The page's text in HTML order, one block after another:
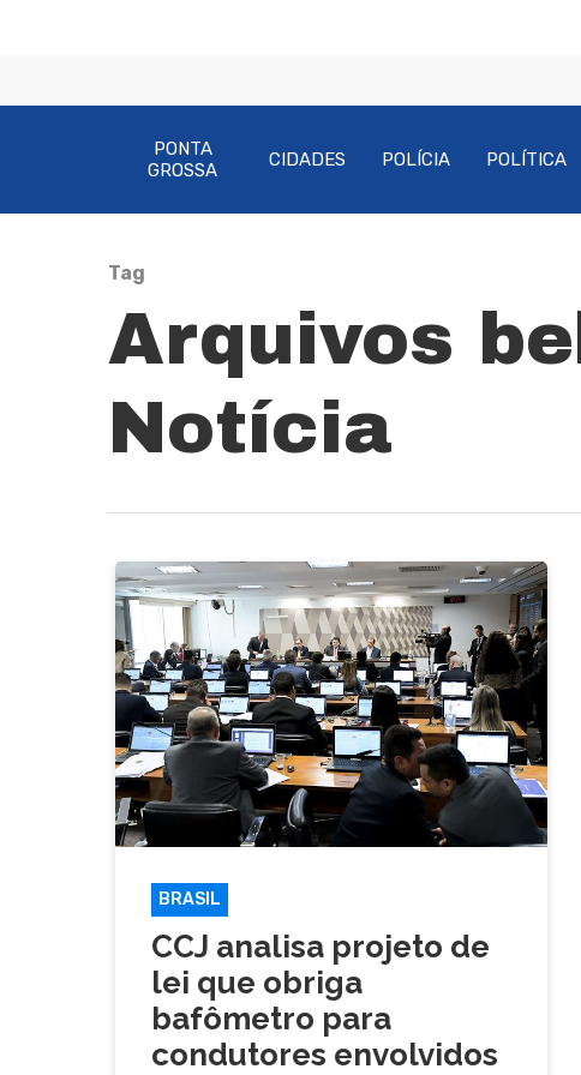
Pressione Enter para pesquisar ou ESC para
PONTA
GROSSA
CIDADES POLÍCIA POLÍTICA
Tag
Arquivos
Notícia
BRASIL
CCJ analisa projeto de
lei que obriga
bafômetro para
condutores envolvidos